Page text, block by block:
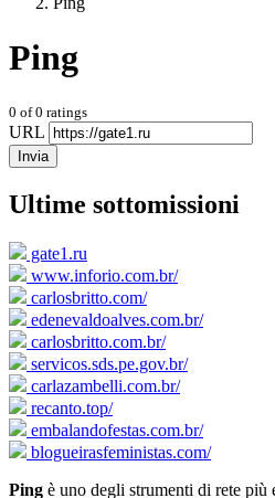
Ping
0 of0 ratings
URL
Invia
Ultime sottomissioni
gate1.ru
www.inforio.com.br/
carlosbritto.com/
edenevaldoalves.com.br/
carlosbritto.com.br/
servicos.sds.pe.gov.br/
carlazambelli.com.br/
recanto.top/
embalandofestas.com.br/
blogueirasfeministas.com/
Ping è uno degli strumenti di rete più